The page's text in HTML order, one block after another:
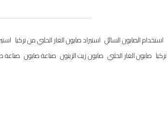
استخدام الصابون السائل استيراد صابون الغار الحلبي من تركيا
صابون الغار الحلبي صابون زيت الزيتون صناعة صابون صناعة